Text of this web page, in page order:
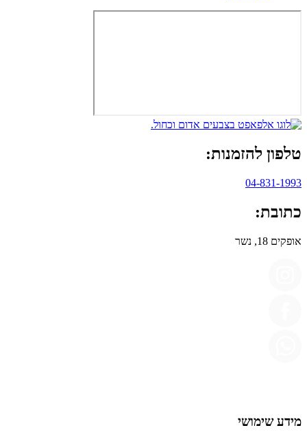
טלפון להזמנות:
04-831-1993
כתובת:
אופקים 18, נשר
מידע שימושי